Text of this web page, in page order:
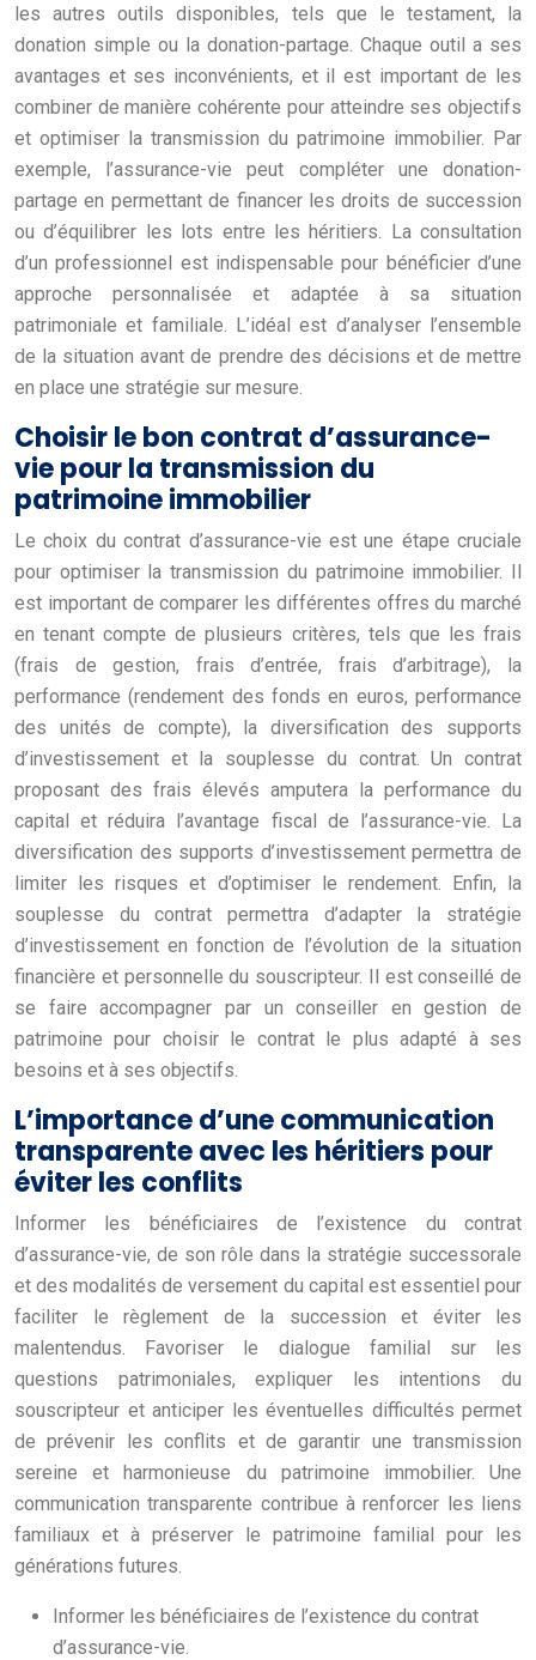
les autres outils disponibles, tels que le testament, la
donation simple ou la donation-partage. Chaque outil a ses
avantages et ses inconvénients, et il est important de les
combiner de manière cohérente pour atteindre ses objectifs
et optimiser la transmission du patrimoine immobilier. Par
exemple, l’assurance-vie peut compléter une donation-
partage en permettant de financer les droits de succession
ou d’équilibrer les lots entre les héritiers. La consultation
d’un professionnel est indispensable pour bénéficier d’une
approche personnalisée et adaptée à sa situation
patrimoniale et familiale. L’idéal est d’analyser l’ensemble
de la situation avant de prendre des décisions et de mettre
en place une stratégie sur mesure.
Choisir le bon contrat d’assurance-
vie pour la transmission du
patrimoine immobilier
Le choix du contrat d’assurance-vie est une étape cruciale
pour optimiser la transmission du patrimoine immobilier. Il
est important de comparer les différentes offres du marché
en tenant compte de plusieurs critères, tels que les frais
(frais de gestion, frais d’entrée, frais d’arbitrage), la
performance (rendement des fonds en euros, performance
des unités de compte), la diversification des supports
d’investissement et la souplesse du contrat. Un contrat
proposant des frais élevés amputera la performance du
capital et réduira l’avantage fiscal de l’assurance-vie. La
diversification des supports d’investissement permettra de
limiter les risques et d’optimiser le rendement. Enfin, la
souplesse du contrat permettra d’adapter la stratégie
d’investissement en fonction de l’évolution de la situation
financière et personnelle du souscripteur. Il est conseillé de
se faire accompagner par un conseiller en gestion de
patrimoine pour choisir le contrat le plus adapté à ses
besoins et à ses objectifs.
L’importance d’une communication
transparente avec les héritiers pour
éviter les conflits
Informer les bénéficiaires de l’existence du contrat
d’assurance-vie, de son rôle dans la stratégie successorale
et des modalités de versement du capital est essentiel pour
faciliter le règlement de la succession et éviter les
malentendus. Favoriser le dialogue familial sur les
questions patrimoniales, expliquer les intentions du
souscripteur et anticiper les éventuelles difficultés permet
de prévenir les conflits et de garantir une transmission
sereine et harmonieuse du patrimoine immobilier. Une
communication transparente contribue à renforcer les liens
familiaux et à préserver le patrimoine familial pour les
générations futures.
Informer les bénéficiaires de l’existence du contrat
d’assurance-vie.